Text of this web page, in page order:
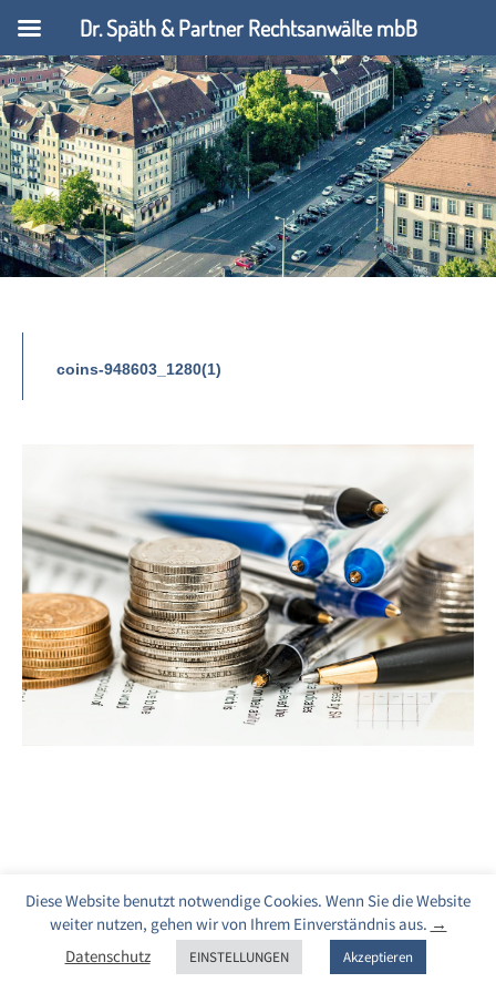
coins-948603_1280(1)
Diese Website benutzt notwendige Cookies. Wenn Sie die Website
weiter nutzen, gehen wir von Ihrem Einverständnis aus. →
Datenschutz
EINSTELLUNGEN Akzeptieren
Dr. Späth & Partner Rechtsanwälte mbB